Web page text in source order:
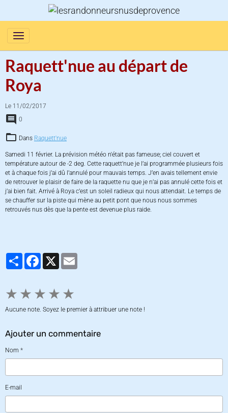
Raquett'nue au départ de
Roya
Le 11/02/2017
0
Dans Raquett'nue
Samedi 11 février. La prévision météo n'était pas fameuse; ciel couvert et
température autour de -2 deg. Cette raquett’nue je l’ai programmée plusieurs fois
et à chaque fois j’ai dû l’annulé pour mauvais temps. J’en avais tellement envie
de retrouver le plaisir de faire de la raquette nu que je n’ai pas annulé cette fois et
j’ai bien fait. Arrivé à Roya c’est un soleil radieux qui nous attendait. Le temps de
se chauffer sur la piste qui mène au petit pont que nous nous sommes
retrouvés nus dès que la pente est devenue plus raide.
Partager Facebook
★ ★ ★ ★ ★
Aucune note. Soyez le premier à attribuer une note !
Ajouter un commentaire
Nom
E-mail